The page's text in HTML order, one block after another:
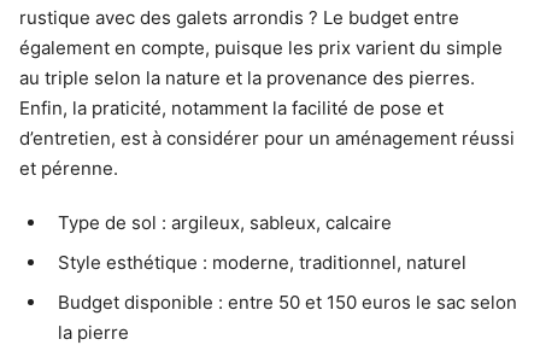
rustique avec des galets arrondis ? Le budget entre
également en compte, puisque les prix varient du simple
au triple selon la nature et la provenance des pierres.
Enfin, la praticité, notamment la facilité de pose et
d’entretien, est à considérer pour un aménagement réussi
et pérenne.
Type de sol : argileux, sableux, calcaire
Style esthétique : moderne, traditionnel, naturel
Budget disponible : entre 50 et 150 euros le sac selon
la pierre